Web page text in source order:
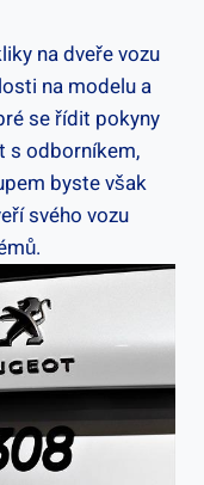
na dveře vozu
na modelu a
se‌ řídit pokyny
s odborníkem,
byste však
svého vozu